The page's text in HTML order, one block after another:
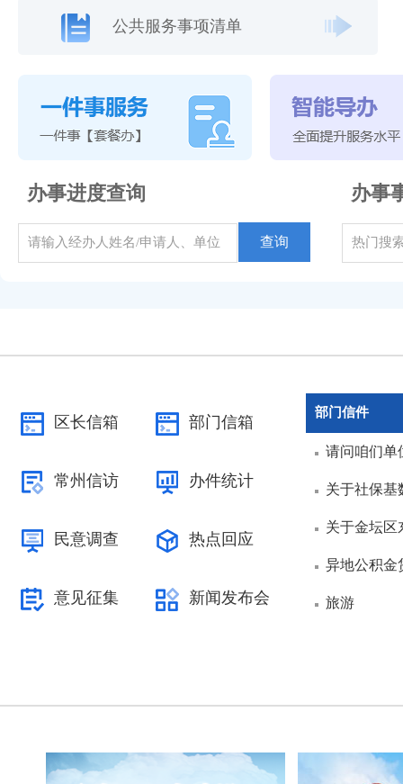
公共服务事项清单
办事进度查询
查询
办事
区长信箱 部门信箱
常州信访 办件统计
民意调查 热点回应
意见征集 新闻发布会
部门信件
请问咱们单
关于社保基
关于金坛区
异地公积金
旅游